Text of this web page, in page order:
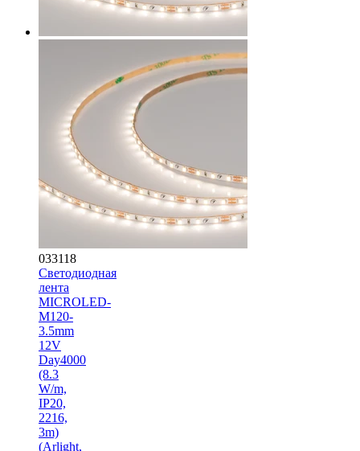
033118
Светодиодная
лента
MICROLED-
M120-
3.5mm
12V
Day4000
(8.3
W/m,
IP20,
2216,
3m)
(Arlight,